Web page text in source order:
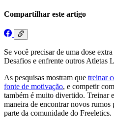
Compartilhar este artigo
Se você precisar de uma dose
Desafios e enfrente outros Atletas
As pesquisas mostram que treinar
fonte de motivação, e competir
também é muito divertido. Treinar
maneira de encontrar novos rumos
parte da comunidade do Freeletics.